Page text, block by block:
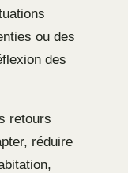
ou des
des
retours
réduire